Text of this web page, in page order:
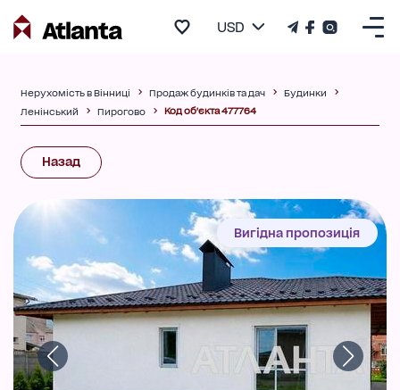
USD
Нерухомість в Вінниці Продаж будинків та дач
Будинки
Ленінський
Пирогово Код об'єкта 477764
Назад
Вигідна пропозиція